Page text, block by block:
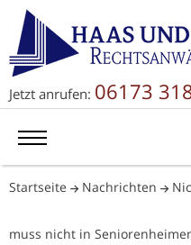
Jetzt anrufen: 06173
Startseite Nachrichten
muss nicht in